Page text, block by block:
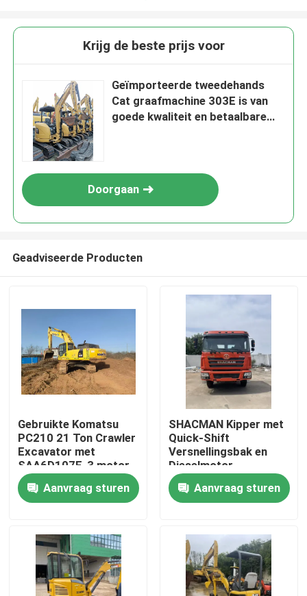
Thuis
Video's
Krijg de beste prijs voor
Geïmporteerde tweedehands
Cat graafmachine 303E is van
goede kwaliteit en betaalbare
Doorgaan
Geadviseerde Producten
Gebruikte Komatsu
PC210 21 Ton Crawler
Excavator met
SAA6D107E-3 motor
voor hoog efficiënt
gravenAanvraag sturen
SHACMAN Kipper met
Quick-Shift
Versnellingsbak en
Dieselmotor,
Ingenieurs
Beschikbaar in het
Buitenland
Aanvraag sturen